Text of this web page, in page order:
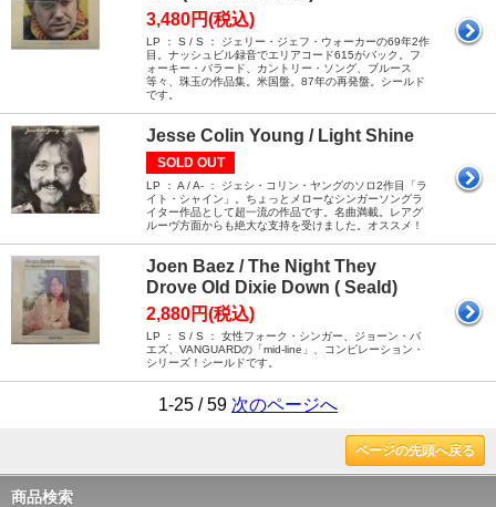
3,480円(税込)
LP ： S / S ： ジェリー・ジェフ・ウォーカーの69年2作
目。ナッシュビル録音でエリアコード615がバック。フ
ォーキー・バラード、カントリー・ソング、ブルース
等々、珠玉の作品集。米国盤。87年の再発盤。シールド
です。
Jesse Colin Young / Light Shine
SOLD OUT
LP ： A / A- ： ジェシ・コリン・ヤングのソロ2作目「ラ
イト・シャイン」。ちょっとメローなシンガーソングラ
イター作品として超一流の作品です。名曲満載。レアグ
ルーヴ方面からも絶大な支持を受けました。オススメ！
Joen Baez / The Night They
Drove Old Dixie Down ( Seald)
2,880円(税込)
LP ： S / S ： 女性フォーク・シンガー、ジョーン・バ
エズ、VANGUARDの「mid-line」、コンピレーション・
シリーズ！シールドです。
1-25 / 59 次のページへ
ページの先頭へ戻る
商品検索